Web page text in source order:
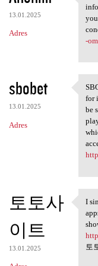
13.01.2025
Adres
-
sbobet
13.01.2025
Adres
for
be
토토사
이트
13.01.2025
I
I
토